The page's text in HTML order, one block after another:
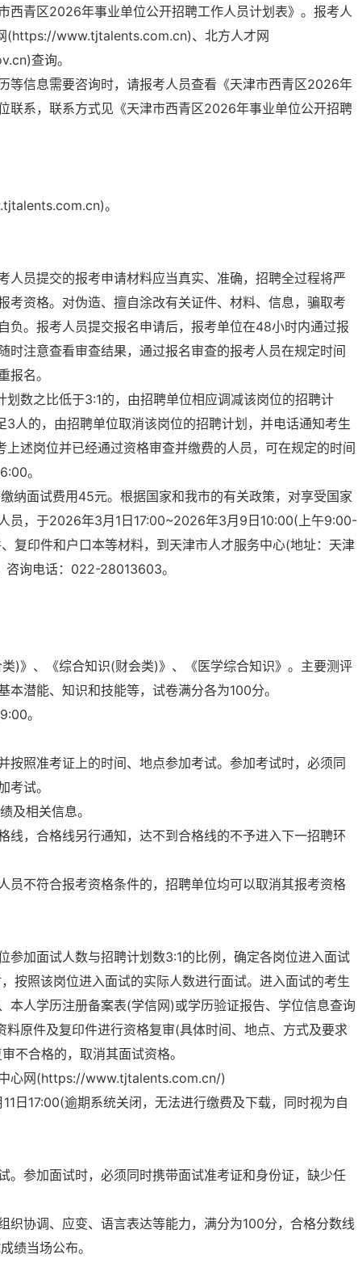
西青区2026年事业单位公开招聘工作人员计划表》。报考人
(https://www.tjtalents.com.cn)、北方人才网
查询。
等信息需要咨询时，请报考人员查看《天津市西青区2026年
联系，联系方式见《天津市西青区2026年事业单位公开招聘
。
员提交的报考申请材料应当真实、准确，招聘全过程将严
资格。对伪造、擅自涂改有关证件、材料、信息，骗取考
负。报考人员提交报名申请后，报考单位在48小时内通过报
注意查看审查结果，通过报名审查的报考人员在规定时间
报名。
数之比低于3:1的，由招聘单位相应调减该岗位的招聘计
人的，由招聘单位取消该岗位的招聘计划，并电话通知考生
述岗位并已经通过资格审查并缴费的人员，可在规定的时间
。
纳面试费用45元。根据国家和我市的有关政策，对享受国家
员，于2026年3月1日17:00~2026年3月9日10:00(上午9:00-
复印件和户口本等材料，到天津市人才服务中心(地址：天津
询电话：022-28013603。
)》、《综合知识(财会类)》、《医学综合知识》。主要测评
潜能、知识和技能等，试卷满分各为100分。
。
照准考证上的时间、地点参加考试。参加考试时，必须同
考试。
及相关信息。
，合格线另行通知，达不到合格线的不予进入下一招聘环
员不符合报考资格条件的，招聘单位均可以取消其报考资格
加面试人数与招聘计划数3:1的比例，确定各岗位进入面试
按照该岗位进入面试的实际人数进行面试。进入面试的考生
本人学历注册备案表(学信网)或学历验证报告、学位信息查询
原件及复印件进行资格复审(具体时间、地点、方式及要求
不合格的，取消其面试资格。
心网(https://www.tjtalents.com.cn/)
日17:00(逾期系统关闭，无法进行缴费及下载，同时视为自
。参加面试时，必须同时携带面试准考证和身份证，缺少任
织协调、应变、语言表达等能力，满分为100分，合格分数线
绩当场公布。